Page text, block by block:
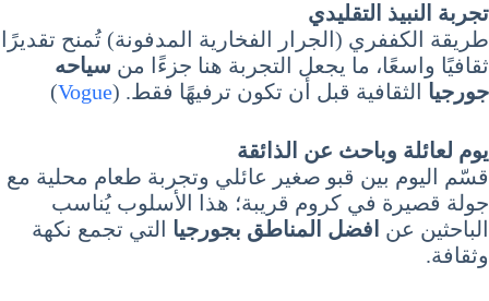
تجربة النبيذ التقليدي
طريقة الكففري (الجرار الفخارية المدفونة) تُمنح تقديرًا
ثقافيًا واسعًا، ما يجعل التجربة هنا جزءًا من سياحه
جورجيا الثقافية قبل أن تكون ترفيهًا فقط. (Vogue
)
يوم لعائلة وباحث عن الذائقة
قسّم اليوم بين قبو صغير عائلي وتجربة طعام محلية مع
جولة قصيرة في كروم قريبة؛ هذا الأسلوب يُناسب
الباحثين عن افضل المناطق بجورجيا التي تجمع نكهة
وثقافة.